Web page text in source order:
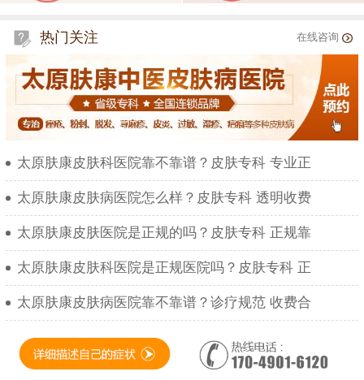
热门关注 在线咨询
太原肤康皮肤科医院靠不靠谱？皮肤专科 专业正
太原肤康皮肤病医院怎么样？皮肤专科 透明收费
太原肤康皮肤医院是正规的吗？皮肤专科 正规靠
太原肤康皮肤科医院是正规医院吗？皮肤专科 正
太原肤康皮肤病医院靠不靠谱？诊疗规范 收费合